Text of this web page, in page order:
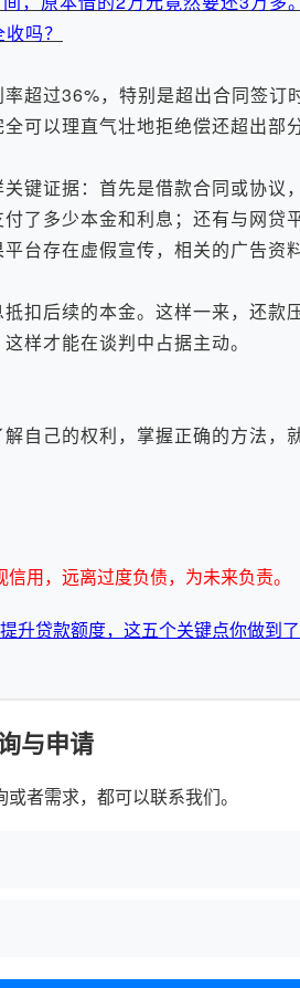
吗？
超过36%，特别是超出合同签订
可以理直气壮地拒绝偿还超出部
证据：首先是借款合同或协议
了多少本金和利息；还有与网贷
台存在虚假宣传，相关的广告资
后续的本金。这样一来，还款
样才能在谈判中占据主动。
己的权利，掌握正确的方法，
用，远离过度负债，为未来负责。
升贷款额度，这五个关键点你做到了
与申请
者需求，都可以联系我们。